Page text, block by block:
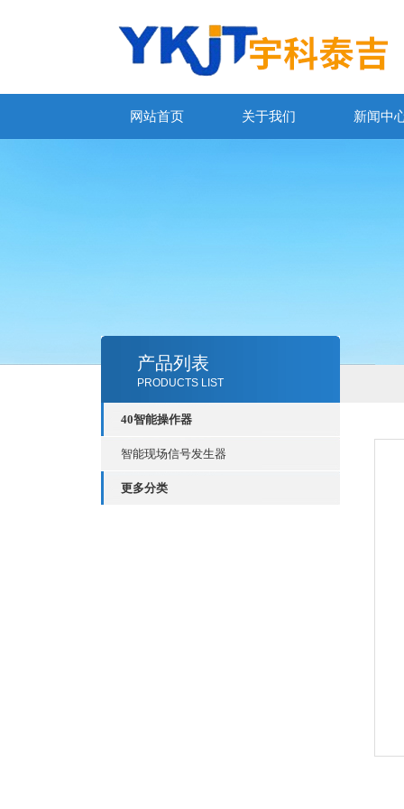
网站首页 关于我们 新闻中
产品列表
PRODUCTS LIST
40智能操作器
智能现场信号发生器
更多分类